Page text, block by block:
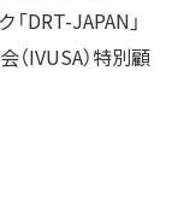
DRT-JAPAN」
IVUSA）特別顧